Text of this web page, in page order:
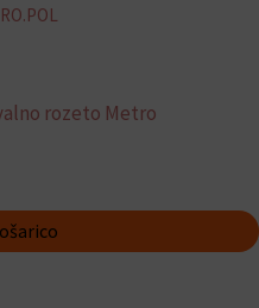
rozeto Metro